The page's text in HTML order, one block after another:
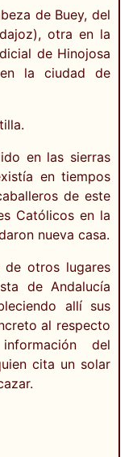
de Buey, del
otra en la
de Hinojosa
la ciudad de
en las sierras
en tiempos
de este
Católicos en la
nueva casa.
de otros lugares
de Andalucía
allí sus
al respecto
del
cita un solar